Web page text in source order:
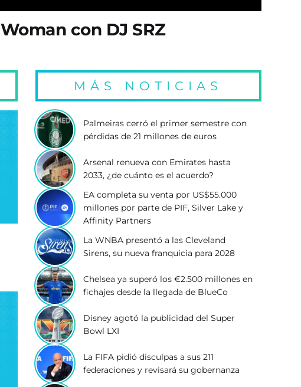
con DJ SRZ
MÁS NOTICIAS
Palmeiras cerró el primer semestre con
pérdidas de 21 millones de euros
Arsenal renueva con Emirates hasta
2033, ¿de cuánto es el acuerdo?
EA completa su venta por US$55.000
millones por parte de PIF, Silver Lake y
Affinity Partners
La WNBA presentó a las Cleveland
Sirens, su nueva franquicia para 2028
Chelsea ya superó los €2.500 millones en
fichajes desde la llegada de BlueCo
Disney agotó la publicidad del Super
Bowl LXI
La FIFA pidió disculpas a sus 211
federaciones y revisará su gobernanza